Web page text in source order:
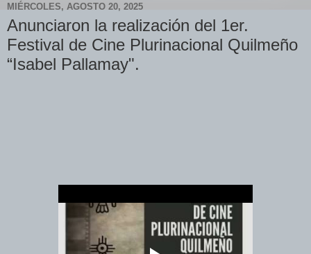
MIÉRCOLES, AGOSTO 20, 2025
Anunciaron la realización del 1er.
Festival de Cine Plurinacional Quilmeño
“Isabel Pallamay".